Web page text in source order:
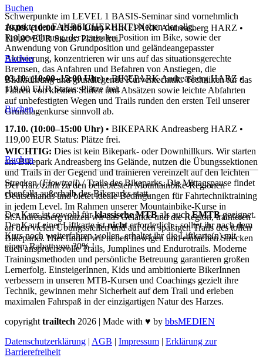
Schwerpunkte im LEVEL 1 BASIS-Seminar sind vornehmlich
Aspekte der FAHRSICHERHEIT! Neben der allg.
Radgewöhnung, der zentralen Position im Bike, sowie der
Anwendung von Grundposition und geländeangepasster
Aktivierung, konzentrieren wir uns auf das situationsgerechte
Bremsen, das Anfahren und Befahren von Anstiegen, die
Blickführung und grundlegende Kurventechnik. Techniken für das
Fahren von kleinen Stufen und Absätzen sowie leichte Abfahrten
auf unbefestigten Wegen und Trails runden den ersten Teil unserer
Grundlagenkurse sinnvoll ab.
WICHTIG: Dies ist kein Bikepark- oder Downhillkurs. Wir starten
am Bikepark Andreasberg ins Gelände, nutzen die Übungssektionen
und Trails in der Gegend und trainieren vereinzelt auf den leichten
Strecken (Flowtrail) / Trails des Bikeparks. Die Mittagspause findet
ebenfalls außerhalb des Bikeparks statt.
Der Kurs ist sowohl fürklassische MTBals auchEMTBgeeignet.
Der Kauf einer Liftkarte istnichterforderlich - solltet ihr nach dem
Kurs noch weiterfahren wollen, erhaltet ihr die Liftkarte(n) mit
einem Rabatt von 30% !
Buchen
19.09. (10:00–15:00 Uhr)• BIKEPARK Andreasberg HARZ •
119,00 EURStatus: Plätze frei.
Buchen
03.10. (10:00–15:00 Uhr)• BIKEPARK Andreasberg HARZ•
119,00 EURStatus: Plätze frei.
Buchen
17.10. (10:00–15:00 Uhr) • BIKEPARK Andreasberg HARZ •
119,00 EUR Status: Plätze frei.
Buchen
Der Harz zählt zu den beliebtesten Mountainbike-Regionen
Deutschlands und bietet ideale Bedingungen für Fahrtechniktraining
in jedem Level. Im Rahmen unserer Mountainbike-Kurse in
St.Andreasberg nutzen wir das Gelände und die Region, trainieren
an den vielen Übungsstellen und auf den spaßigen Trails des tollen
Bikeparks. Hier finden wir neben flowigen und einfachen Strecken
auch anspruchsvolle Trails, Jumplines und Endurotrails. Moderne
Trainingsmethoden und persönliche Betreuung garantieren großen
Lernerfolg. EinsteigerInnen, Kids und ambitionierte BikerInnen
verbessern in unseren MTB-Kursen und Coachings gezielt ihre
Technik, gewinnen mehr Sicherheit auf dem Trail und erleben
maximalen Fahrspaß in der einzigartigen Natur des Harzes.
copyrighttrailtech 2026 | Made with ♥ by bbsMEDIEN
Datenschutzerklärung AGB Impressum
Erklärung zur
Barrierefreiheit